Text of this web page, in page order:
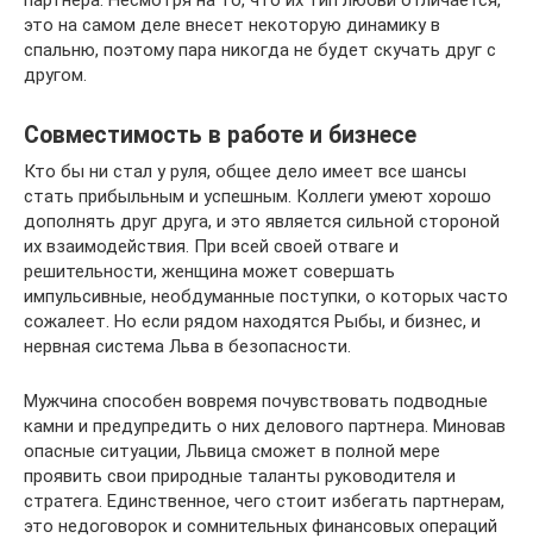
это на самом деле внесет некоторую динамику в
спальню, поэтому пара никогда не будет скучать друг с
другом.
Совместимость в работе и бизнесе
Кто бы ни стал у руля, общее дело имеет все шансы
стать прибыльным и успешным. Коллеги умеют хорошо
дополнять друг друга, и это является сильной стороной
их взаимодействия. При всей своей отваге и
решительности, женщина может совершать
импульсивные, необдуманные поступки, о которых часто
сожалеет. Но если рядом находятся Рыбы, и бизнес, и
нервная система Льва в безопасности.
Мужчина способен вовремя почувствовать подводные
камни и предупредить о них делового партнера. Миновав
опасные ситуации, Львица сможет в полной мере
проявить свои природные таланты руководителя и
стратега. Единственное, чего стоит избегать партнерам,
это недоговорок и сомнительных финансовых операций